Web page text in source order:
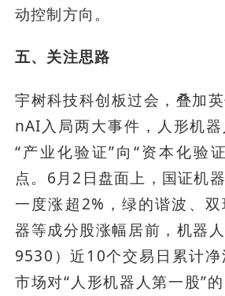
动控制方向。
五、关注思路
宇树科技科创板过会，叠加
nAI入局两大事件，人形机
“产业化验证”向“资本化验
点。6月2日盘面上，国证机
一度涨超2%，绿的谐波、
器等成分股涨幅居前，机器
9530）近10个交易日累计净
市场对“人形机器人第一股”